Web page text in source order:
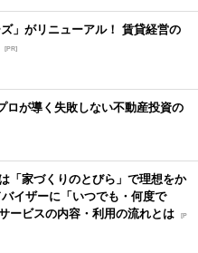
ズ」がリニューアル！ 賃貸経営の
[PR]
ロが導く失敗しない不動産投資の
「家づくりのとびら」で理想をか
イザーに「いつでも・何度で
ービスの内容・利用の流れとは [P